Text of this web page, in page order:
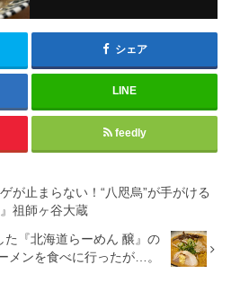
シェア
LINE
feedly
が止まらない！“八咫烏”が手がける
祖師ヶ谷大蔵
た『北海道らーめん 醸』の
メンを食べに行ったが…。